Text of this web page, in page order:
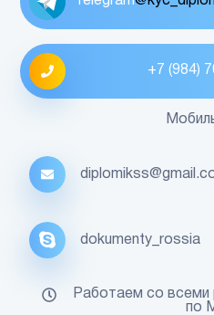
+7 (984)
dokumenty_rossia
Работаем со всеми
по